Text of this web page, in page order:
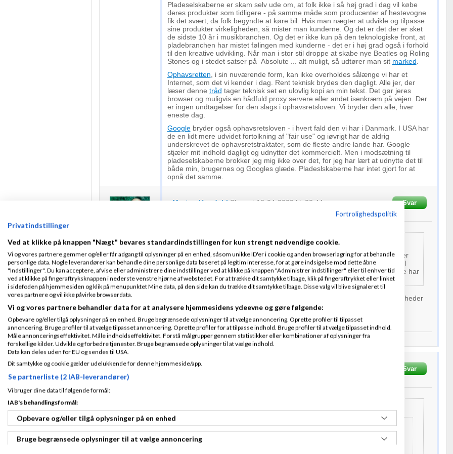
Pladeselskaberne er skam selv ude om, at folk ikke i så høj grad i dag vil købe
deres produkter som tidligere - på samme måde som producenter af hestevogne
fik det svært, da folk begyndte at køre bil. Hvis man nægter at udvikle og tilpasse
sine produkter virkeligheden, så mister man kunderne. Og det er det der er sket
de sidste 10 år i musikbranchen. Og det er ikke kun på den teknologiske front, at
pladebranchen har mistet følingen med kunderne - det er i høj grad også i forhold
til den kreative udvikling. Når man i stor stil droppe at skabe nye Beatles og Roling
Stones og i stedet satser på Absolute ... alt muligt, så udtører man sit marked
Ophavsretten , i sin nuværende form, kan ikke overholdes sålænge vi har et
Internet, som det vi kender i dag. Rent teknisk brydes den dagligt. Alle jer, der
læser denne tråd tager teknisk set en ulovlig kopi an min tekst. Det gør jeres
browser og muligvis en hådfuld proxy servere eller andet isenkræm på vejen. Der
er ingen undtagelser for den slags i ophavsretsloven. Vi bryder den alle, hver
eneste dag.
Googlebryder også ophavsretsloven - i hvert fald den vi har i Danmark. I USA har
de en lidt mere udvidet fortolkning af "fair use" og iøvrigt har de aldrig
underskrevet de ophavsretstraktater, som de fleste andre lande har. Google
stjæler mit indhold dagligt og udnytter det kommercielt. Men i modsætning til
pladeselskaberne brokker jeg mig ikke over det, for jeg har lært at udnytte det til
både min, brugernes og Googles glæde. Pladeslskaberne har intet gjort for at
opnå det samme.
Fra København
Tilmeldt 17. Nov
05
Indlæg ialt: 239
Morten Hundahl Skrevet 18-04-2009 kl. 22:44 Svar
Martin T:
Ser du nogle i denne sag som faktisk mener at pirat kopieringen som
saadan burde vaere lovlig? Der er en del inklusiv mig der undre sig over
hvad thepiratebay.org er blevet doemt for, naar de modsat foreksempel
youtube.com ikke har nogle filer liggende paa deresserver som de ikke har
rettigheder til at distribuere.
Ja, hvad jeg kan læse mig til, er det blevet nævnt at loven om ophavsrettigheder
burde blive ændret.
sammenlignes!
Mvh Morten Hundahl @ We Make Noise
Fra København
K
Tilmeldt 22. Aug
06
Indlæg ialt:3349
n4s-linux Svar
Jørgen Olsen:
Fortrolighedspolitik
Privatindstillinger
Ved at klikke på knappen "Nægt" bevares standardindstillingen for kun strengt nødvendige cookie.
Vi og vores partnere gemmer og/eller får adgang til oplysninger på en enhed, såsom unikke ID'er i cookie og anden browserlagring for at behandle
personlige data. Nogle leverandører kan behandle dine personlige data baseret på legitim interesse, for at gøre indsigelse mod dette åbne
"Indstillinger". Du kan acceptere, afvise eller administrere dine indstillinger ved at klikke på knappen "Administrer indstillinger" eller til enhver tid
ved at klikke på fingeraftryksknappen i nederste venstre hjørne af webstedet. For at trække dit samtykke tilbage, klik på fingeraftrykket eller linket
i sidefoden på hjemmesiden og klik på menupunktet Mine data, på den side kan du trække dit samtykke tilbage. Disse valg vil blive signaleret til
vores partnere og vil ikke påvirke browserdata.
Vi og vores partnere behandler data for at analysere hjemmesidens ydeevne og gøre følgende:
Opbevare og/eller tilgå oplysninger på en enhed. Bruge begrænsede oplysninger til at vælge annoncering. Oprette profiler til tilpasset
annoncering. Bruge profiler til at vælge tilpasset annoncering. Oprette profiler for at tilpasse indhold. Bruge profiler til at vælge tilpasset indhold.
Måle annonceringseffektivitet. Måle indholdseffektivitet. Forstå målgrupper gennem statistikker eller kombinationer af oplysninger fra
forskellige kilder. Udvikle og forbedre tjenester. Bruge begrænsede oplysninger til at vælge indhold.
Data kan deles uden for EU og sendes til USA.
Dit samtykke og cookie gælder udelukkende for denne hjemmeside/app.
Se partnerliste (2 IAB-leverandører)
Vi bruger dine data til følgende formål:
IAB's behandlingsformål:
Opbevare og/eller tilgå oplysninger på en enhed
Bruge begrænsede oplysninger til at vælge annoncering